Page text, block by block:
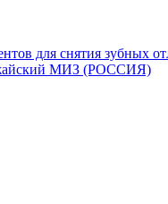
для снятия зубных
МИЗ (РОССИЯ)